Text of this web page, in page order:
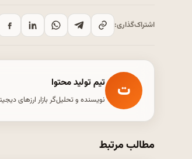
اشتراک‌گذاری:
ت تیم تولید محتوا
نویسنده و تحلیل‌گر بازار ارزهای
مطالب مرتبط